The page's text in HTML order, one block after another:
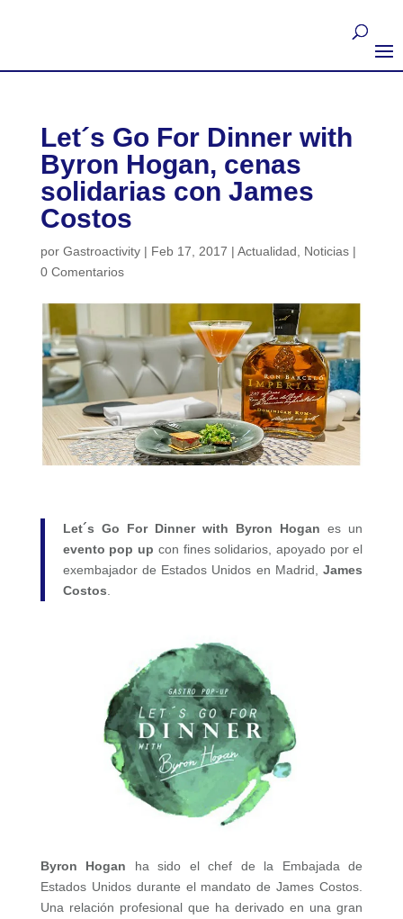
Let´s Go For Dinner with
Byron Hogan, cenas
solidarias con James
Costos
por Gastroactivity| Feb 17, 2017 | Actualidad Noticias|
0 Comentarios
Let´s Go For Dinner with Byron Hogan es un
evento pop up con fines solidarios, apoyado por el
exembajador de Estados Unidos en Madrid,James
Costos.
Byron Hogan ha sido el chef de la Embajada de
Estados Unidos durante el mandato de James Costos.
Una relación profesional que ha derivado en una gran